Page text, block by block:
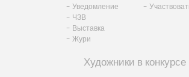
- Уведомление
- ЧЗВ
- Выставка
- Жури
-
Художники в конкурсе